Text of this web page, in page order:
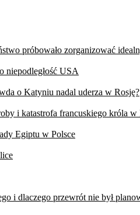
próbowało zorganizować
niepodległość USA
o Katyniu nadal uderza w Rosję?
i katastrofa francuskiego króla w
Egiptu w Polsce
i dlaczego przewrót nie był